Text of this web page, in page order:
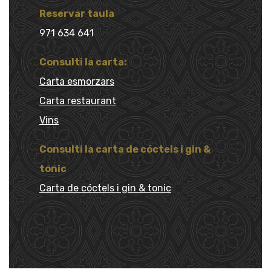
Reservar taula
971 634 641
Consulti la carta:
Carta esmorzars
Carta restaurant
Vins
Consulti la carta de cóctels i gin &
tonic
Carta de cóctels i gin & tonic